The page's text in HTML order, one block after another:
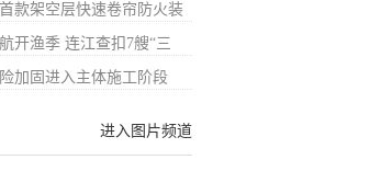
款架空层快速卷帘防火装
开渔季 连江查扣7艘“三
加固进入主体施工阶段
进入图片频道